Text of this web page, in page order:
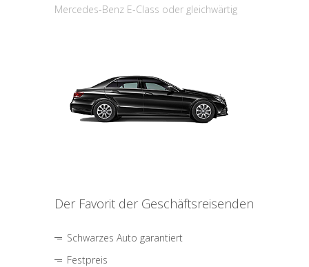
Mercedes-Benz E-Class oder gleichwärtig
Der Favorit der Geschäftsreisenden
Schwarzes Auto garantiert
Festpreis